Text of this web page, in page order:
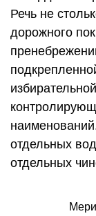
Речь не
дорожного
отдельных
отдельных